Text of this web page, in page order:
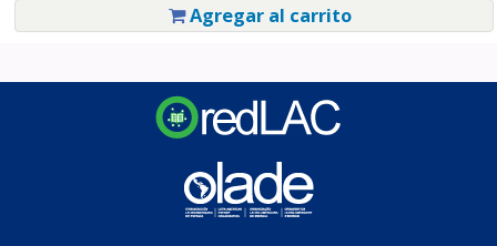
Agregar al carrito